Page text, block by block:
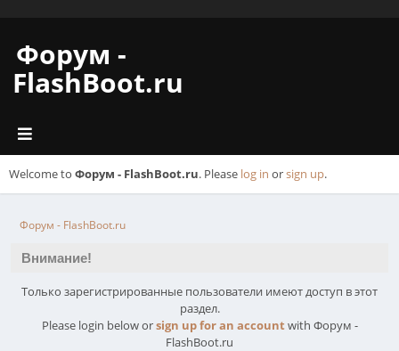
Форум -
FlashBoot.ru
Welcome to Форум - FlashBoot.ru. Please log in orsign up.
Форум - FlashBoot.ru
Внимание!
Только зарегистрированные пользователи имеют доступ в этот
раздел.
Please login below orsign up for an accountwith Форум -
FlashBoot.ru